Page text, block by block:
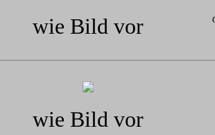
wie Bild vor
wie Bild vor